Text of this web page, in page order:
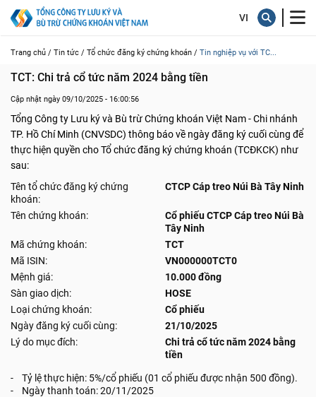
Trang chủ / Tin tức / Tổ chức đăng ký chứng khoán / Tin nghiệp vụ với TC...
TCT: Chi trả cổ tức năm 2024 bằng tiền
Cập nhật ngày 09/10/2025 - 16:00:56
Tổng Công ty Lưu ký và Bù trừ Chứng khoán Việt Nam - Chi nhánh
TP. Hồ Chí Minh (CNVSDC) thông báo về ngày đăng ký cuối cùng để
thực hiện quyền cho Tổ chức đăng ký chứng khoán (TCĐKCK) như
sau:
Tên tổ chức đăng ký chứng
khoán:
CTCP Cáp treo Núi Bà Tây Ninh
Tên chứng khoán:
Cổ phiếu CTCP Cáp treo Núi Bà
Tây Ninh
Mã chứng khoán:
TCT
Mã ISIN:
VN000000TCT0
Mệnh giá:
10.000 đồng
Sàn giao dịch:
HOSE
Loại chứng khoán:
Cổ phiếu
Ngày đăng ký cuối cùng:
21/10/2025
Lý do mục đích:
Chi trả cổ tức năm 2024 bằng
tiền
- Tỷ lệ thực hiện: 5%/cổ phiếu (01 cổ phiếu được nhận 500 đồng).
- Ngày thanh toán: 20/11/2025